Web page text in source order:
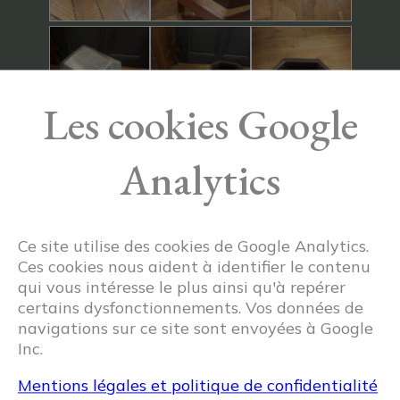
Les cookies Google
Analytics
Ce site utilise des cookies de Google Analytics.
Ces cookies nous aident à identifier le contenu
qui vous intéresse le plus ainsi qu'à repérer
certains dysfonctionnements. Vos données de
navigations sur ce site sont envoyées à Google
Inc.
Mentions légales et politique de confidentialité